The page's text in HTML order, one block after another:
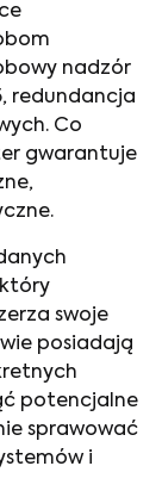
nadzór
redundancja
Co
gwarantuje
swoje
posiadają
potencjalne
sprawować
i